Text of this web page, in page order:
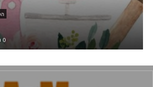
הספונסרים והשותפים שלנו
לתרבות וחינוך בישראל
December 1, 2020